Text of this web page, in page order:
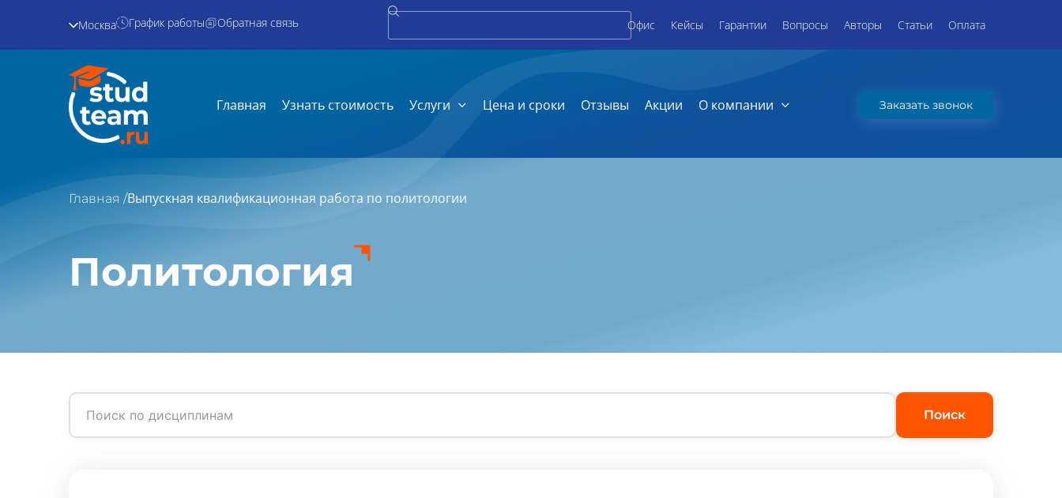
Москва График работы Обратная связь Офис Кейсы Гарантии Вопросы Авторы Статьи Оплата
Главная Узнать стоимость Услуги Цена и сроки Отзывы Акции О компании Заказать звонок
Главная /Выпускная квалификационная работа по политологии
Политология
Поиск